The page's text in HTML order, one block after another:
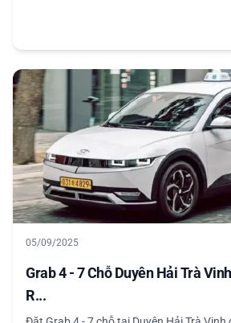
05/09/2025
Grab 4 - 7 Chỗ Duyên Hải Trà
R...